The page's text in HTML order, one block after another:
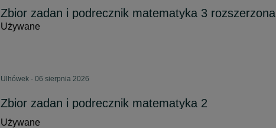
Zbior zadan i podrecznik matematyka 3 rozszerzona
Używane
Ulhówek - 06 sierpnia 2026
Zbior zadan i podrecznik matematyka 2
Używane